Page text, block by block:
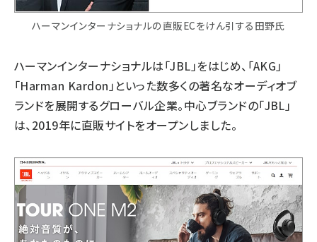
ハーマンインターナショナルの直販ECをけん引する田野氏
ハーマンインターナショナルは「JBL」をはじめ、「AKG」
「Harman Kardon」といった数多くの著名なオーディオブ
ランドを展開するグローバル企業。中心ブランドの「JBL」
は、2019年に直販サイトをオープンしました。